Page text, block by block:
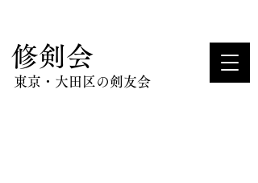
​修剣会
東京・大田区の剣友会